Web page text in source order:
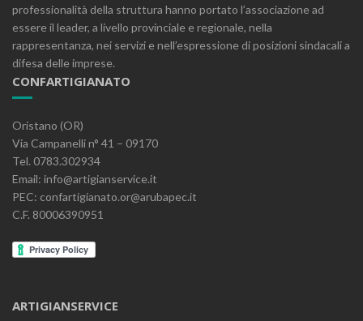
professionalità della struttura hanno portato l’associazione ad
essere il leader, a livello provinciale e regionale, nella
rappresentanza, nei servizi e nell’espressione di posizioni sindacali a
difesa delle imprese.
CONFARTIGIANATO
Oristano (OR)
Via Campanelli n° 41 – 09170
Tel. 0783.302934
Email: info@artigianservice.it
PEC: confartigianato.or@arubapec.it
C.F. 80006390951
ARTIGIANSERVICE